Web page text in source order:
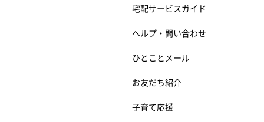
宅配サービスガイド
ヘルプ・問い合わせ
ひとことメール
お友だち紹介
子育て応援